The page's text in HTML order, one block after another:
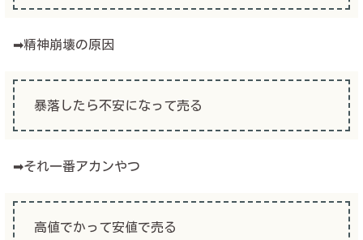
➡精神崩壊の原因
暴落したら不安になって売る
➡それ一番アカンやつ
高値でかって安値で売る